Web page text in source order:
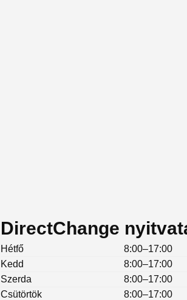
DirectChange
Hétfő
8:00–17:00
Kedd
8:00–17:00
Szerda
8:00–17:00
Csütörtök
8:00–17:00